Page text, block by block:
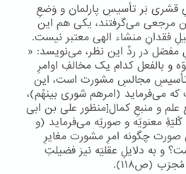
قشری بَر تأسیسِ پارلمان و وَضعِ
مرجعی می‌گرفتند، یکی هم این
فقدانِ منشاء الهی معتبر نیست.
مفصّل در ردِّ این نظر، می‌نویسد: «
و بالفعل کدام یک مخالفِ اوامرِ
تأسیسِ مجالسِ مشورت است، این
می‌فرماید (امرهم شوری بینهُم)،
و منبعِ کمال[منظور علی بن ابی
معنویّه و صوریّه می‌فرماید (و
صورت چگونه امرِ مشورت مغایرِ
و به دلایلِ عقلیّه نیز فضیلتِ
(ص۱۱۸).